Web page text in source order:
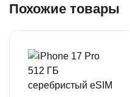
Похожие товары